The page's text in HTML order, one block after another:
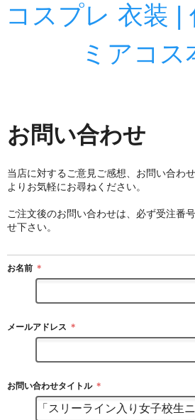
コスプレ 衣装 |
ミアコス
お問い合わせ
当店に対するご意見ご感想、お問い合わ
よりお気軽にお尋ねください。
ご注文後のお問い合わせは、必ず受注番
せ下さい。
お名前 ＊
メールアドレス ＊
お問い合わせタイトル ＊